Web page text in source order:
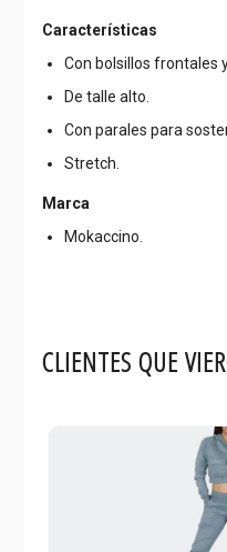
Características
Con bolsillos frontales
De talle alto.
Con parales para
Stretch.
Marca
Mokaccino.
CLIENTES QUE